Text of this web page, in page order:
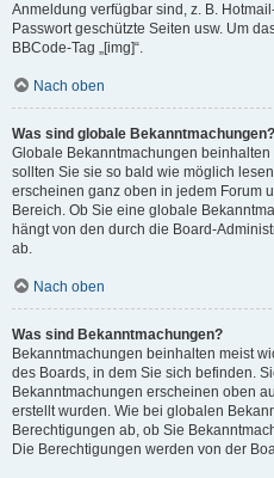
Anmeldung verfügbar sind, z. B.
Passwort geschützte Seiten usw. Um
BBCode-Tag „[img]“.
Nach oben
Was sind globale Bekanntmachungen?
Globale Bekanntmachungen
sollten Sie sie so bald wie möglich
erscheinen ganz oben in jedem Forum
Bereich. Ob Sie eine globale
hängt von den durch die Board-
ab.
Nach oben
Was sind Bekanntmachungen?
Bekanntmachungen beinhalten meist
des Boards, in dem Sie sich befinden.
Bekanntmachungen erscheinen oben
erstellt wurden. Wie bei globalen
Berechtigungen ab, ob Sie
Die Berechtigungen werden von der